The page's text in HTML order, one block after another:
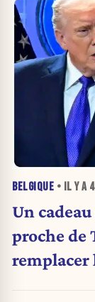
BELGIQUE • IL Y A
Un
proche de